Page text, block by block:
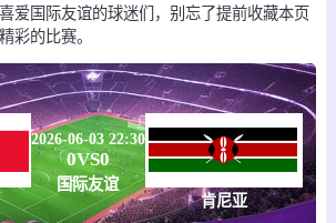
爱国际友谊的球迷们，别忘了提前收藏本页
彩的比赛。
2026-06-03 22:30
0VS0
国际友谊
肯尼亚